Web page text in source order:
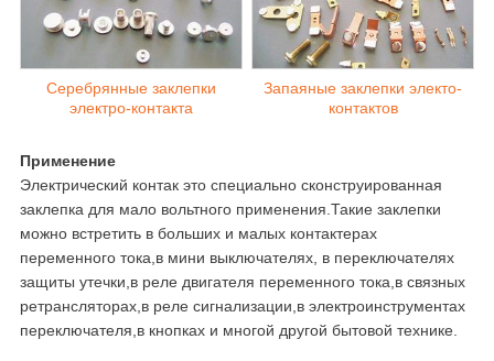
Серебрянные заклепки
электро-контакта
Запаяные заклепки электо-
контактов
Применение
Электрический контак это специально сконструированная
заклепка для мало вольтного применения.Такие заклепки
можно встретить в больших и малых контактерах
переменного тока,в мини выключателях, в переключателях
защиты утечки,в реле двигателя переменного тока,в связных
ретрансляторах,в реле сигнализации,в электроинструментах
переключателя,в кнопках и многой другой бытовой технике.